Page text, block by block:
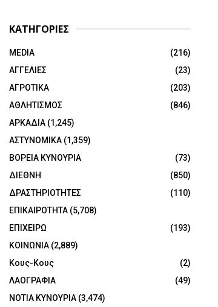
ΚΑΤΗΓΟΡΙΕΣ
MEDIA
(216)
ΑΓΓΕΛΙΕΣ
(23)
ΑΓΡΟΤΙΚΑ
(203)
ΑΘΛΗΤΙΣΜΟΣ
(846)
ΑΡΚΑΔΙΑ (1,245)
ΑΣΤΥΝΟΜΙΚΑ (1,359)
ΒΟΡΕΙΑ ΚΥΝΟΥΡΙΑ
(73)
ΔΙΕΘΝΗ
(850)
ΔΡΑΣΤΗΡΙΟΤΗΤΕΣ
(110)
ΕΠΙΚΑΙΡΟΤΗΤΑ (5,708)
ΕΠΙΧΕΙΡΩ
(193)
ΚΟΙΝΩΝΙΑ (2,889)
Κους-Κους
(2)
ΛΑΟΓΡΑΦΙΑ
(49)
ΝΟΤΙΑ ΚΥΝΟΥΡΙΑ (3,474)